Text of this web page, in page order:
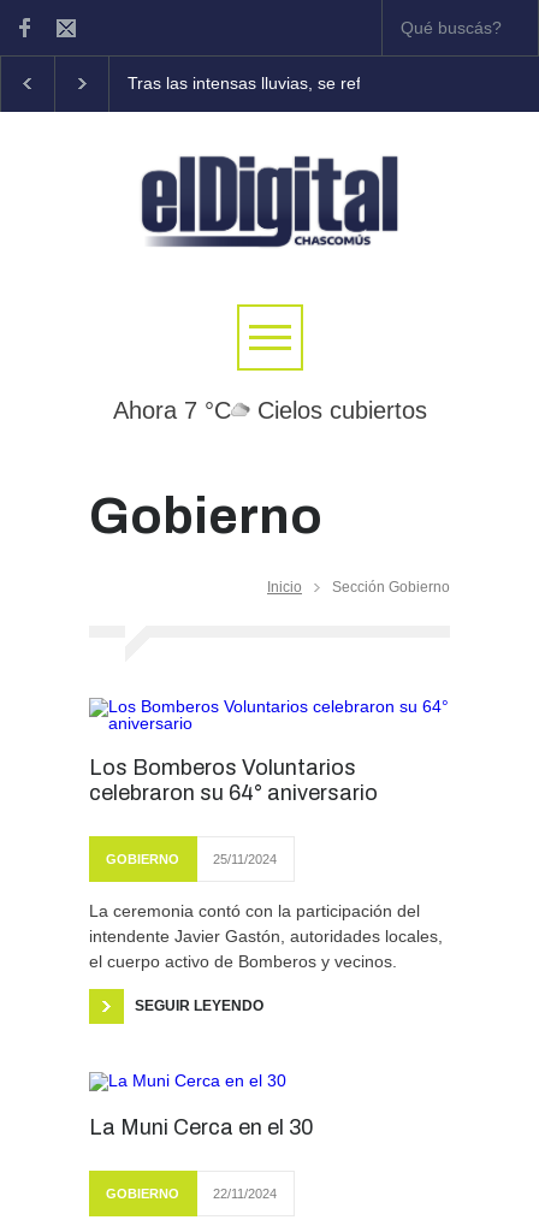
Tras las intensas lluvias, se refuerzan las tareas de
Ahora 7 °C Cielos cubiertos
Gobierno
Inicio Sección Gobierno
Los Bomberos Voluntarios
celebraron su 64° aniversario
GOBIERNO 25/11/2024
La ceremonia contó con la participación del
intendente Javier Gastón, autoridades locales,
el cuerpo activo de Bomberos y vecinos.
SEGUIR LEYENDO
La Muni Cerca en el 30
GOBIERNO 22/11/2024